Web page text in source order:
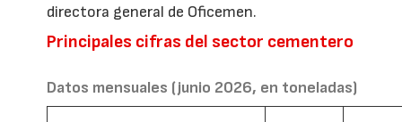
directora general de Oficemen.
Principales cifras del sector cementero
Datos mensuales (junio 2026, en toneladas)